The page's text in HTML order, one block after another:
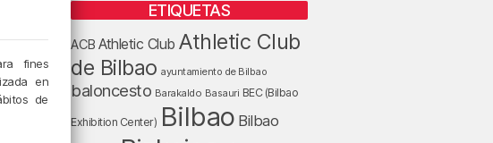
ETIQUETAS
ACB Athletic Club Athletic Club
de Bilbao ayuntamiento de Bilbao
baloncesto Barakaldo Basauri BEC (Bilbao
Exhibition Center) Bilbao Bilbao
fines
en
de